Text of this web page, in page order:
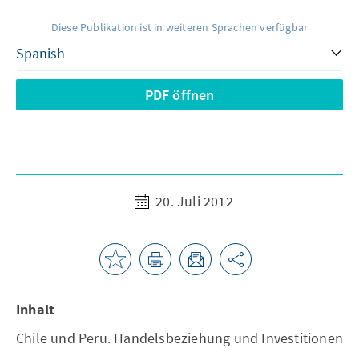
Diese Publikation ist in weiteren Sprachen verfügbar
PDF öffnen
20. Juli 2012
Inhalt
Chile und Peru. Handelsbeziehung und Investitionen